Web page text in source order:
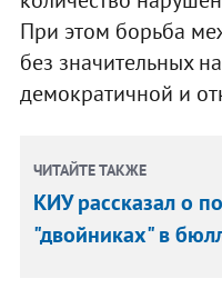
При этом борьба
без значительных
демократичной и
ЧИТАЙТЕ ТАКЖЕ
КИУ рассказал о
"двойниках" в